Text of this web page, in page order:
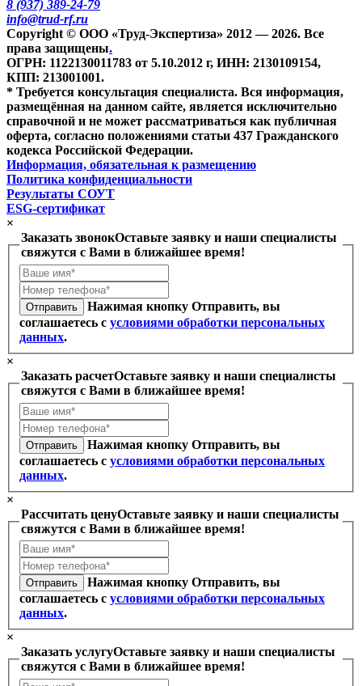
8 (937) 389-24-79
info@trud-rf.ru
Copyright © ООО «Труд-Экспертиза» 2012 — 2026. Все
права защищены.
ОГРН: 1122130011783 от 5.10.2012 г, ИНН: 2130109154,
КПП: 213001001.
* Требуется консультация специалиста. Вся информация,
размещённая на данном сайте, является исключительно
справочной и не может рассматриваться как публичная
оферта, согласно положениями статьи 437 Гражданского
кодекса Российской Федерации.
Информация, обязательная к размещению
Политика конфиденциальности
Результаты СОУТ
ESG-сертификат
×
Заказать звонокОставьте заявку и наши специалисты
свяжутся с Вами в ближайшее время!
Отправить
Нажимая кнопку Отправить, вы
соглашаетесь с условиями обработки персональных
данных.
×
Заказать расчетОставьте заявку и наши специалисты
свяжутся с Вами в ближайшее время!
Отправить
Нажимая кнопку Отправить, вы
соглашаетесь с условиями обработки персональных
данных.
×
Рассчитать ценуОставьте заявку и наши специалисты
свяжутся с Вами в ближайшее время!
Отправить
Нажимая кнопку Отправить, вы
соглашаетесь с условиями обработки персональных
данных.
×
Заказать услугуОставьте заявку и наши специалисты
свяжутся с Вами в ближайшее время!